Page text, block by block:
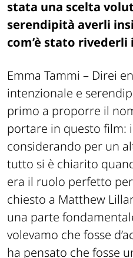
stata una scelta
serendipità averli
com’è stato rivederli
Emma Tammi – Direi
intenzionale e
primo a proporre il
portare in questo film:
considerando per un
tutto si è chiarito
era il ruolo perfetto
chiesto a Matthew
una parte
volevamo che fosse
ha pensato che fosse